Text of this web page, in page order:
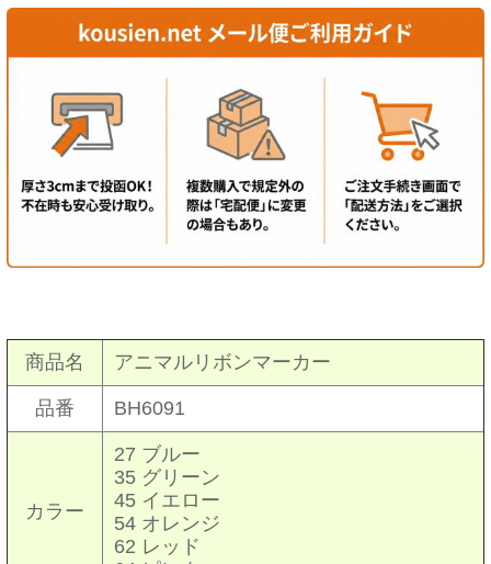
商品名 アニマルリボンマーカー
品番 BH6091
カラー
27 ブルー
35 グリーン
45 イエロー
54 オレンジ
62 レッド